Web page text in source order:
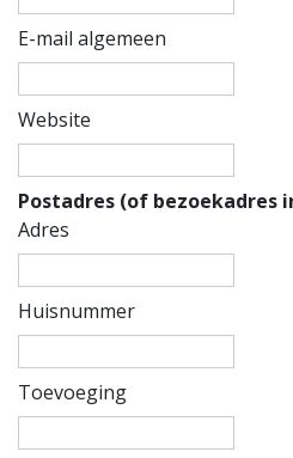
E-mail algemeen
Website
Postadres (of bezoekadres
Adres
Huisnummer
Toevoeging